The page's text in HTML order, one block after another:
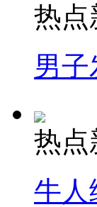
热点
男
热点
牛人